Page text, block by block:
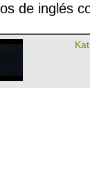
de inglés